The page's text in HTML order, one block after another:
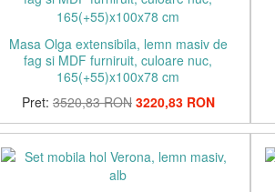
Masa Olga extensibila, lemn masiv de
fag si MDF furniruit, culoare nuc,
165(+55)x100x78 cm
Pret: 3520,83 RON 3220,83 RON